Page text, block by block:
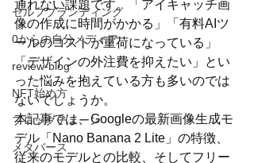
セルフブランディング
0からの自分メディア
review-blog
NFT始め方
ブロックチェーン
メタバース
通れない課題です。「アイキャッチ画
像の作成に時間がかかる」「有料AIツ
ールのコストが重荷になっている」
「デザインの外注費を抑えたい」とい
った悩みを抱えている方も多いのでは
ないでしょうか。
本記事では、Googleの最新画像生成モ
デル「Nano Banana 2 Lite」の特徴、
従来のモデルとの比較、そしてフリー